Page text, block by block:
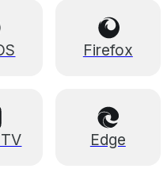
Firefox
Edge